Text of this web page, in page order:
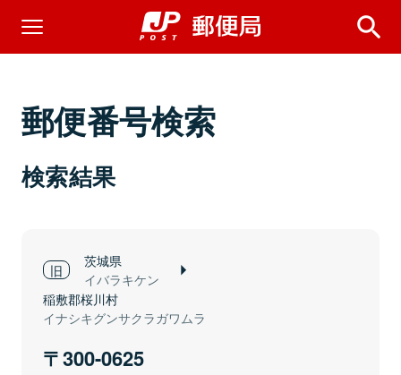
郵便番号検索
検索結果
茨城県
イバラキケン
稲敷郡桜川村
イナシキグンサクラガワムラ
300-0625